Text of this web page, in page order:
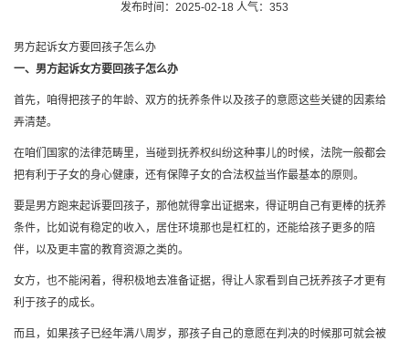
发布时间：2025-02-18 人气：353
男方起诉女方要回孩子怎么办
一、男方起诉女方要回孩子怎么办
首先，咱得把孩子的年龄、双方的抚养条件以及孩子的意愿这些关键的因素给
弄清楚。
在咱们国家的法律范畴里，当碰到抚养权纠纷这种事儿的时候，法院一般都会
把有利于子女的身心健康，还有保障子女的合法权益当作最基本的原则。
要是男方跑来起诉要回孩子，那他就得拿出证据来，得证明自己有更棒的抚养
条件，比如说有稳定的收入，居住环境那也是杠杠的，还能给孩子更多的陪
伴，以及更丰富的教育资源之类的。
女方，也不能闲着，得积极地去准备证据，得让人家看到自己抚养孩子才更有
利于孩子的成长。
而且，如果孩子已经年满八周岁，那孩子自己的意愿在判决的时候那可就会被